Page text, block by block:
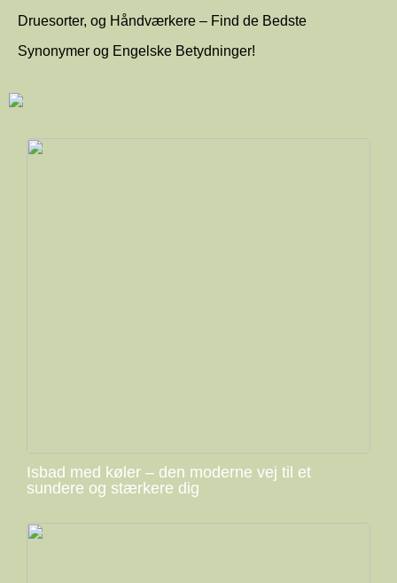
Druesorter, og Håndværkere – Find de Bedste
Synonymer og Engelske Betydninger!
Isbad med køler – den moderne vej til et
sundere og stærkere dig